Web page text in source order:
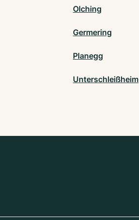
Olching
Germering
Planegg
Unterschleißheim